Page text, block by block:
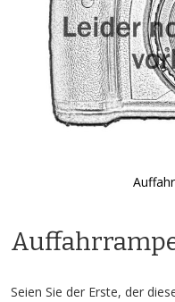
der
Seien Sie der Erste, der